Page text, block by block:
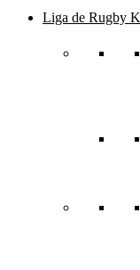
Liga de Rugby